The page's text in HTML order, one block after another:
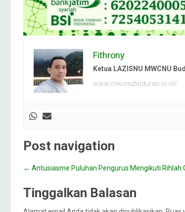
Fithrony
Ketua LAZISNU MWCNU
www.mwcnubuduran.or.id/
Post navigation
← Antusiasme Puluhan Pengurus Mengikuti Rihlah
Tinggalkan Balasan